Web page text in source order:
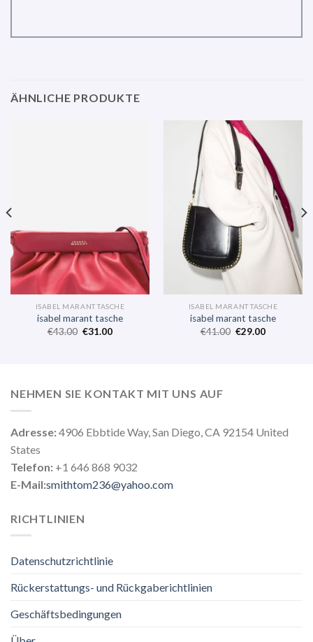
ÄHNLICHE PRODUKTE
ISABEL MARANT TASCHE
isabel marant tasche
€43.00 €31.00
ISABEL MARANT TASCHE
isabel marant tasche
€41.00 €29.00
NEHMEN SIE KONTAKT MIT UNS AUF
Adresse:4906 Ebbtide Way, San Diego, CA 92154 United
States
Telefon: +1 646 868 9032
E-Mail:smithtom236@yahoo.com
RICHTLINIEN
Datenschutzrichtlinie
Rückerstattungs- und Rückgaberichtlinien
Geschäftsbedingungen